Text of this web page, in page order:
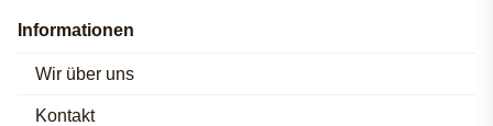
Informationen
Wir über uns
Kontakt